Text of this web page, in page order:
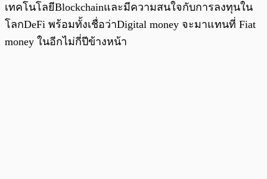
เทคโนโลยีBlockchainและมีความสนใจกับการลงทุนใน
โลกDeFi พร้อมทั้งเชื่อว่าDigital money จะมาแทนที่ Fiat
money ในอีกไม่กี่ปีข้างหน้า